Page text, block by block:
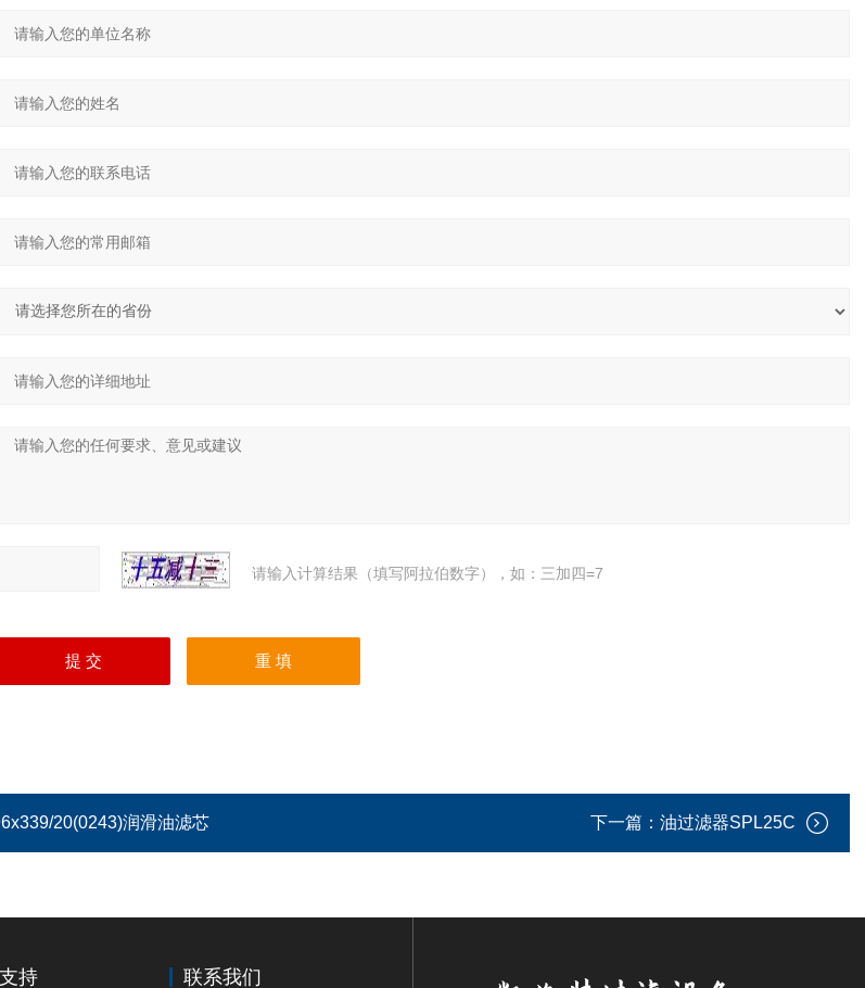
请输入计算结果（填写阿拉伯数字），如：三加四=7
20(0243)润滑油滤芯 下一篇： 油过滤器SPL25C
持 联系我们